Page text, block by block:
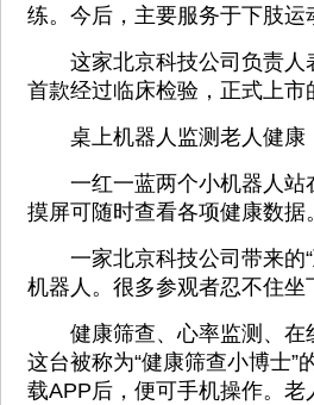
练。今后，主要服务于下肢
这家北京科技公司负责人
首款经过临床检验，正式上
桌上机器人监测老人健康
一红一蓝两个小机器人站
摸屏可随时查看各项健康数据。
一家北京科技公司带来的“
机器人。很多参观者忍不住坐
健康筛查、心率监测、在
这台被称为“健康筛查小博士
载APP后，便可手机操作。